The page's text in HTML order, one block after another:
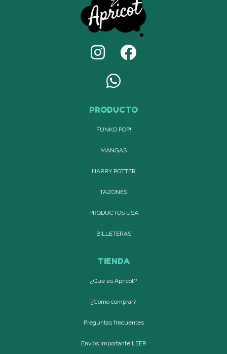
PRODUCTO
FUNKO POP!
MANGAS
HARRY POTTER
TAZONES
PRODUCTOS USA
BILLETERAS
TIENDA
¿Qué es Apricot?
¿Cómo comprar?
Preguntas frecuentes
Envíos Importante LEER